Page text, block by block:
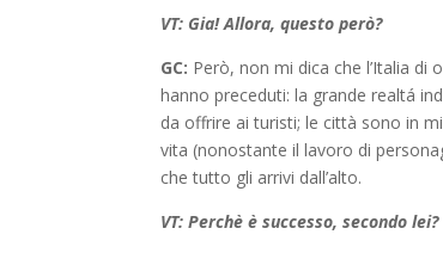
VT: Gia! Allora, questo però?
GC: Però, non mi dica che l’Italia
hanno preceduti: la grande realtá
da offrire ai turisti; le città sono in
vita (nonostante il lavoro di
che tutto gli arrivi dall’alto.
VT: Perchè è successo, secondo lei?